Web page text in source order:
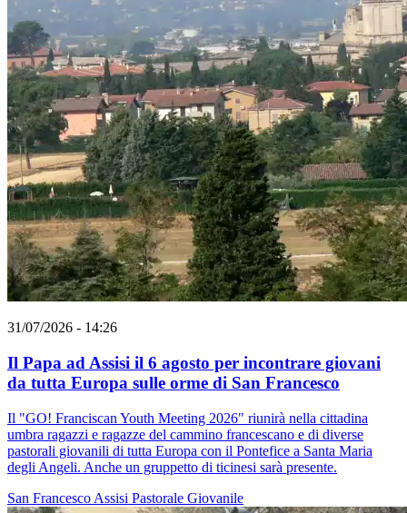
31/07/2026 - 14:26
Il Papa ad Assisi il 6 agosto per incontrare giovani
da tutta Europa sulle orme di San Francesco
Il "GO! Franciscan Youth Meeting 2026" riunirà nella cittadina
umbra ragazzi e ragazze del cammino francescano e di diverse
pastorali giovanili di tutta Europa con il Pontefice a Santa Maria
degli Angeli. Anche un gruppetto di ticinesi sarà presente.
San Francesco Assisi Pastorale Giovanile